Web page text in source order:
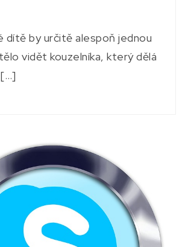
dítě by určitě alespoň jednou
vidět kouzelníka, který dělá
[…]